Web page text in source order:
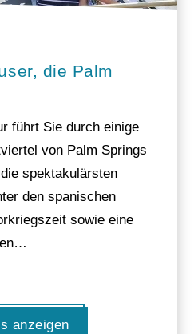
die Palm
führt Sie durch einige
von Palm Springs
spektakulärsten
den spanischen
sowie eine
anzeigen